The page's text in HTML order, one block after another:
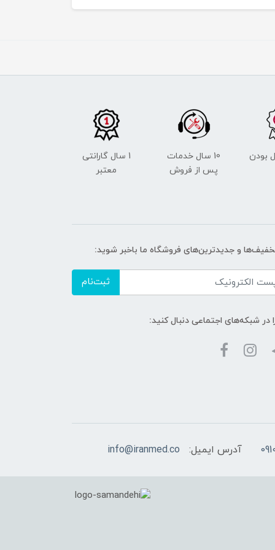
بودن
10 سال خدمات
پس از فروش
1 سال گارانتی
معتبر
و جدیدترین‌های فروشگاه ما باخبر شوید:
ثبت‌نام
در شبکه‌های اجتماعی دنبال کنید:
آدرس ایمیل: info@iranmed.co